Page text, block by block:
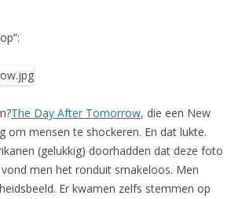
The Day After Tomorrow, die een New
om mensen te shockeren. En dat lukte.
(gelukkig) doorhadden dat deze foto
men het ronduit smakeloos. Men
Er kwamen zelfs stemmen op